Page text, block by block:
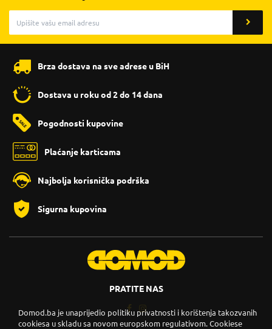
Brza dostava na sve adrese u BiH
Dostava u roku od 2 do 14 dana
Pogodnosti kupovine
Plaćanje karticama
Najbolja korisnička podrška
Sigurna kupovina
PRATITE NAS
Domod.ba je unaprijedio politiku privatnosti i korištenja takozvanih
cookiesa u skladu sa novom europskom regulativom. Cookiese